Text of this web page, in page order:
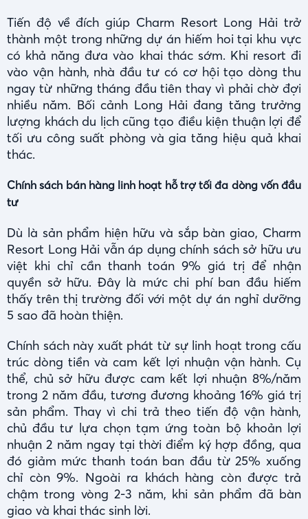
Tiến độ về đích giúp Charm Resort Long Hải trở
thành một trong những dự án hiếm hoi tại khu vực
có khả năng đưa vào khai thác sớm. Khi resort đi
vào vận hành, nhà đầu tư có cơ hội tạo dòng thu
ngay từ những tháng đầu tiên thay vì phải chờ đợi
nhiều năm. Bối cảnh Long Hải đang tăng trưởng
lượng khách du lịch cũng tạo điều kiện thuận lợi để
tối ưu công suất phòng và gia tăng hiệu quả khai
thác.
Chính sách bán hàng linh hoạt hỗ trợ tối đa dòng vốn đầu
tư
Dù là sản phẩm hiện hữu và sắp bàn giao, Charm
Resort Long Hải vẫn áp dụng chính sách sở hữu ưu
việt khi chỉ cần thanh toán 9% giá trị để nhận
quyền sở hữu. Đây là mức chi phí ban đầu hiếm
thấy trên thị trường đối với một dự án nghỉ dưỡng
5 sao đã hoàn thiện.
Chính sách này xuất phát từ sự linh hoạt trong cấu
trúc dòng tiền và cam kết lợi nhuận vận hành. Cụ
thể, chủ sở hữu được cam kết lợi nhuận 8%/năm
trong 2 năm đầu, tương đương khoảng 16% giá trị
sản phẩm. Thay vì chi trả theo tiến độ vận hành,
chủ đầu tư lựa chọn tạm ứng toàn bộ khoản lợi
nhuận 2 năm ngay tại thời điểm ký hợp đồng, qua
đó giảm mức thanh toán ban đầu từ 25% xuống
chỉ còn 9%. Ngoài ra khách hàng còn được trả
chậm trong vòng 2-3 năm, khi sản phẩm đã bàn
giao và khai thác sinh lời.